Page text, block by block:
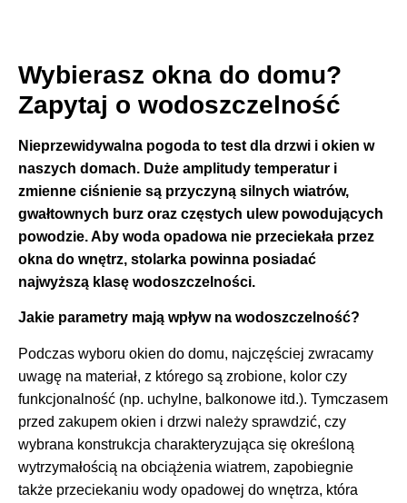
Wybierasz okna do domu?
Zapytaj o wodoszczelność
Nieprzewidywalna pogoda to test dla drzwi i okien w
naszych domach. Duże amplitudy temperatur i
zmienne ciśnienie są przyczyną silnych wiatrów,
gwałtownych burz oraz częstych ulew powodujących
powodzie. Aby woda opadowa nie przeciekała przez
okna do wnętrz, stolarka powinna posiadać
najwyższą klasę wodoszczelności.
Jakie parametry mają wpływ na wodoszczelność?
Podczas wyboru okien do domu, najczęściej zwracamy
uwagę na materiał, z którego są zrobione, kolor czy
funkcjonalność (np. uchylne, balkonowe itd.). Tymczasem
przed zakupem okien i drzwi należy sprawdzić, czy
wybrana konstrukcja charakteryzująca się określoną
wytrzymałością na obciążenia wiatrem, zapobiegnie
także przeciekaniu wody opadowej do wnętrza, która